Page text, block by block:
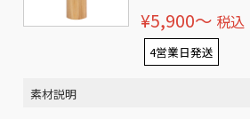
¥5,900〜 税込
4営業日発送
素材説明